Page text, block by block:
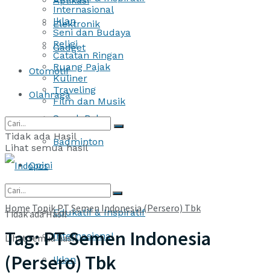
Elektronik
Gadget
Otomotif
Olahraga
Sepak Bola
Badminton
Opini
Edukatif & Inspiratif
Internasional
Iklan
Internasional
Iklan
Seni dan Budaya
Religi
Catatan Ringan
Ruang Pajak
Kuliner
Traveling
Film dan Musik
Tidak ada Hasil
Lihat semua hasil
Tidak ada Hasil
Lihat semua hasil
Home TopikPT Semen Indonesia (Persero) Tbk
Tag:PT Semen Indonesia
(Persero) Tbk